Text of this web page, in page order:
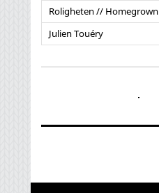
Roligheten // Homegrown
Julien Touéry